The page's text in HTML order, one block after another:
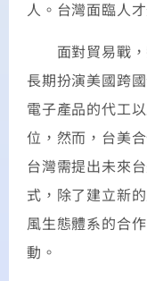
人。台灣面臨人
面對貿易戰，
長期扮演美國跨
電子產品的代工
位，然而，台美
台灣需提出未來
式，除了建立新
風生態體系的合
動。